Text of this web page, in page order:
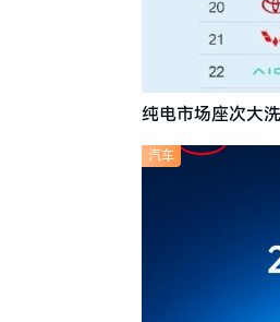
纯电市场座次大
汽车